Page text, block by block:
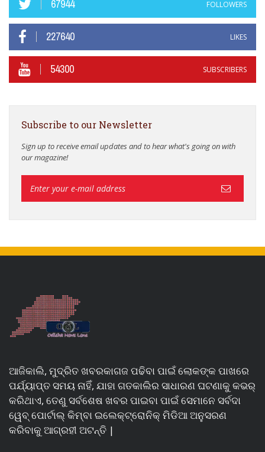
67944 FOLLOWERS
227640 LIKES
54300 SUBSCRIBERS
Subscribe to our Newsletter
Sign up to receive email updates and to hear what's going on with
our magazine!
ଆଜିକାଲି, ମୁଦ୍ରିତ ଖବରକାଗଜ ପଢିବା ପାଇଁ ଲୋକଙ୍କ ପାଖରେ
ପର୍ଯ୍ୟାପ୍ତ ସମୟ ନାହିଁ, ଯାହା ଗତକାଲିର ସାଧାରଣ ଘଟଣାକୁ କଭର୍
କରିଥାଏ, ତେଣୁ ସର୍ବଶେଷ ଖବର ପାଇବା ପାଇଁ ସେମାନେ ସର୍ବଦା
ୱେବ୍ ପୋର୍ଟାଲ୍ କିମ୍ବା ଇଲେକ୍ଟ୍ରୋନିକ୍ ମିଡିଆ ଅନୁସରଣ
କରିବାକୁ ଆଗ୍ରହୀ ଅଟନ୍ତି |